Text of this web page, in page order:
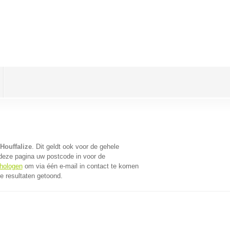
. Dit geldt ook voor de gehele
pagina uw postcode in voor de
om via één e-mail in contact te komen
resultaten getoond.